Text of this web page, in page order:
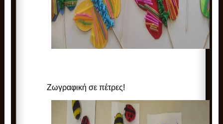
Ζωγραφική σε πέτρες!